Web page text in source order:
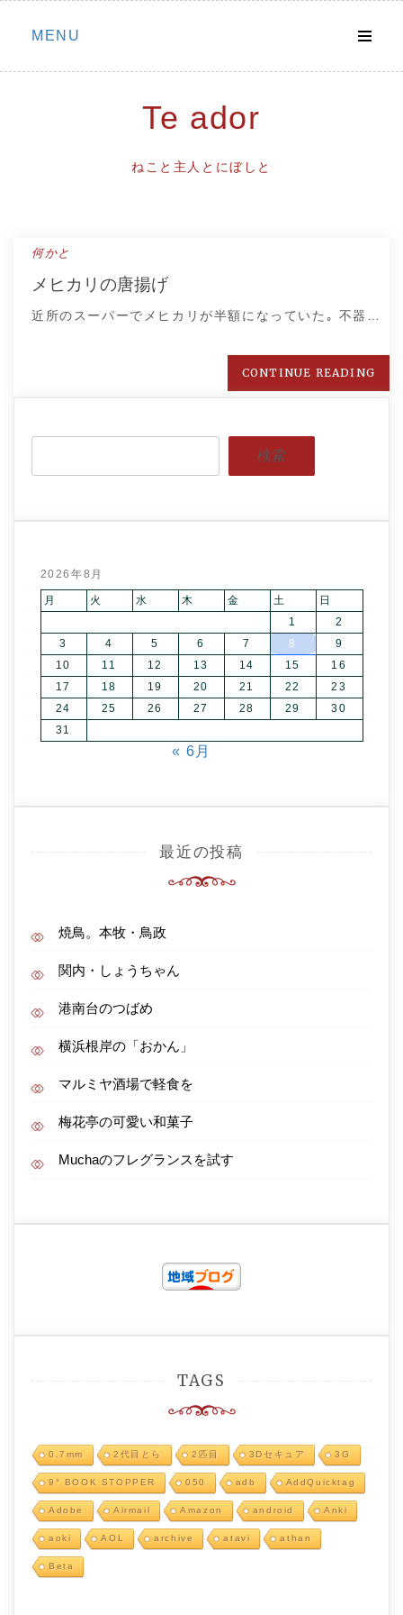
Skip
MENU
Te ador
ねこと主人とにぼしと
何かと
メヒカリの唐揚げ
近所のスーパーでメヒカリが半額になっていた｡ 不器…
CONTINUE READING
検索
2026年8月
月 火 水 木 金 土
日
1
2
3
4 5 6 7 8
9
10
11 12 13 14 15
16
17
18 19 20 21 22
23
24
25 26 27 28 29
30
31
« 6月
最近の投稿
焼鳥。本牧・鳥政
関内・しょうちゃん
港南台のつばめ
横浜根岸の「おかん」
マルミヤ酒場で軽食を
梅花亭の可愛い和菓子
Muchaのフレグランスを試す
TAGS
0.7mm 2代目とら 2匹目 3Dセキュア 3G
9° BOOK STOPPER 050 adb AddQuicktag
Adobe Airmail Amazon android Anki
aoki AOL archive atavi athan
Beta